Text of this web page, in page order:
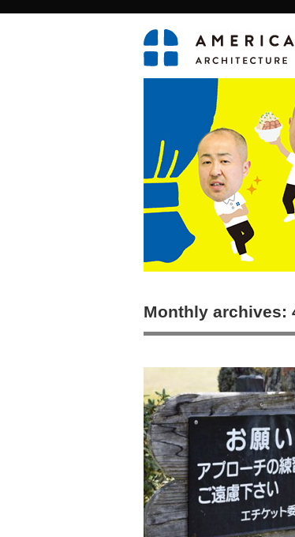
Monthly archives: